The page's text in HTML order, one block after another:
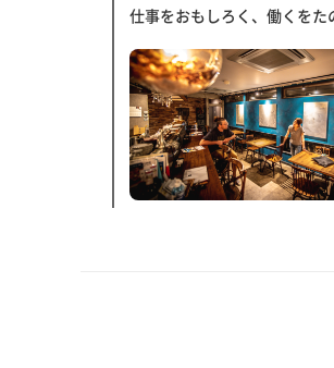
仕事をおもしろく、働くをた